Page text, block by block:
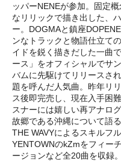
ッパーNENEが参加。固定
なリリックで描き出した、
ー。DOGMAと鎮座
ンなトラックと物語仕立て
イドを鋭く描きだした一曲
ース」をオフィシャルでサ
バムに先駆けてリリースさ
題を呼んだ人気曲。昨年リ
ス後即完売し、現在入手困
スナーには嬉しい再アナロ
故郷である沖縄について語
THE WAVYによるスキルフ
YENTOWNのkZmをフィー
ージョンなど全20曲を収録。